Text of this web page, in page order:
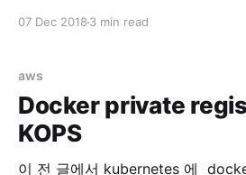
https://
kubernetes-logging/master/
account.yaml $ kubectl create -f
07 Dec 2018 3 min read
aws
Docker private
KOPS
이 전 글에서 kubernetes 에